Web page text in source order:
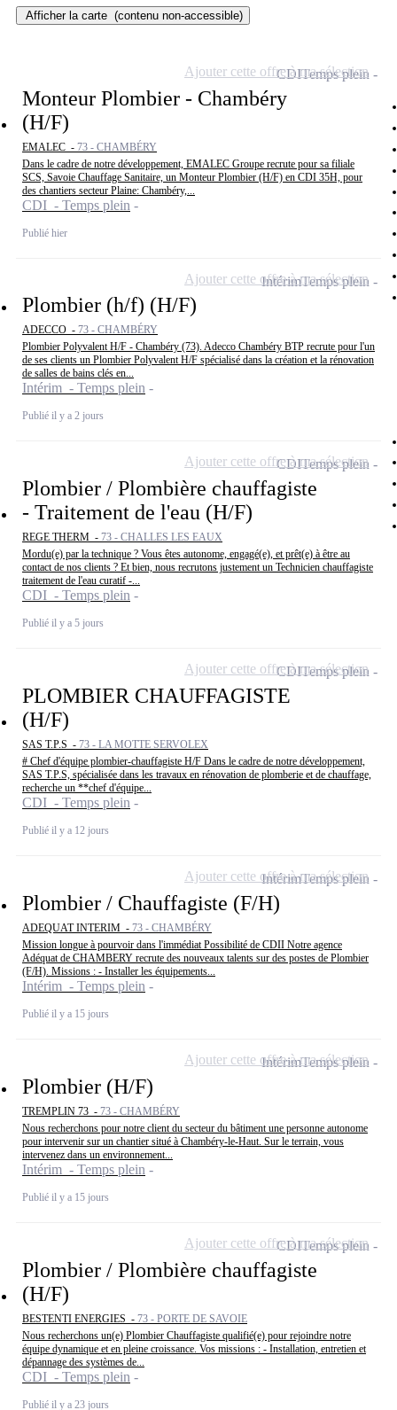
Afficher la carte (contenu non-accessible)
Monteur Plombier - Chambéry
(H/F)
EMALEC - 73 - CHAMBÉRY
Dans le cadre de notre développement, EMALEC Groupe recrute pour sa filiale
SCS, Savoie Chauffage Sanitaire, un Monteur Plombier (H/F) en CDI 35H, pour
des chantiers secteur Plaine: Chambéry,...
CDI - Temps plein
Publié hier
CDITemps plein
Ajouter cette offre à ma sélection
Plombier (h/f) (H/F)
ADECCO - 73 - CHAMBÉRY
Plombier Polyvalent H/F - Chambéry (73). Adecco Chambéry BTP recrute pour l'un
de ses clients un Plombier Polyvalent H/F spécialisé dans la création et la rénovation
de salles de bains clés en...
Intérim - Temps plein
Publié il y a 2 jours
IntérimTemps plein
Ajouter cette offre à ma sélection
Plombier / Plombière chauffagiste
- Traitement de l'eau (H/F)
REGE THERM - 73 - CHALLES LES EAUX
Mordu(e) par la technique ? Vous êtes autonome, engagé(e), et prêt(e) à être au
contact de nos clients ? Et bien, nous recrutons justement un Technicien chauffagiste
traitement de l'eau curatif -...
CDI - Temps plein
Publié il y a 5 jours
CDITemps plein
Ajouter cette offre à ma sélection
PLOMBIER CHAUFFAGISTE
(H/F)
SAS T.P.S - 73 - LA MOTTE SERVOLEX
# Chef d'équipe plombier-chauffagiste H/F Dans le cadre de notre développement,
SAS T.P.S, spécialisée dans les travaux en rénovation de plomberie et de chauffage,
recherche un **chef d'équipe...
CDI - Temps plein
Publié il y a 12 jours
CDITemps plein
Ajouter cette offre à ma sélection
Plombier / Chauffagiste (F/H)
ADEQUAT INTERIM - 73 - CHAMBÉRY
Mission longue à pourvoir dans l'immédiat Possibilité de CDII Notre agence
Adéquat de CHAMBERY recrute des nouveaux talents sur des postes de Plombier
(F/H). Missions : - Installer les équipements...
Intérim - Temps plein
Publié il y a 15 jours
IntérimTemps plein
Ajouter cette offre à ma sélection
Plombier (H/F)
TREMPLIN 73 - 73 - CHAMBÉRY
Nous recherchons pour notre client du secteur du bâtiment une personne autonome
pour intervenir sur un chantier situé à Chambéry-le-Haut. Sur le terrain, vous
intervenez dans un environnement...
Intérim - Temps plein
Publié il y a 15 jours
IntérimTemps plein
Ajouter cette offre à ma sélection
Plombier / Plombière chauffagiste
(H/F)
BESTENTI ENERGIES - 73 - PORTE DE SAVOIE
Nous recherchons un(e) Plombier Chauffagiste qualifié(e) pour rejoindre notre
équipe dynamique et en pleine croissance. Vos missions : - Installation, entretien et
dépannage des systèmes de...
CDI - Temps plein
Publié il y a 23 jours
CDITemps plein
Ajouter cette offre à ma sélection